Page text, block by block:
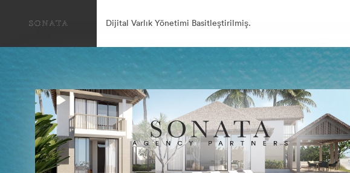
Dijital Varlık Yönetimi Basitleştirilmiş.